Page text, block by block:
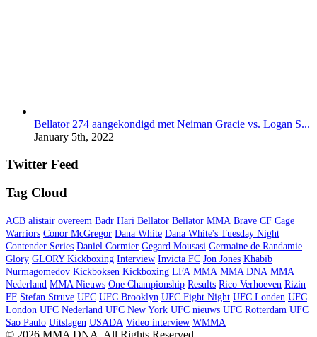
Bellator 274 aangekondigd met Neiman Gracie vs. Logan S...
January 5th, 2022
Twitter Feed
Tag Cloud
ACB alistair overeem Badr Hari Bellator Bellator MMA Brave CF Cage
Warriors Conor McGregor Dana White Dana White's Tuesday Night
Contender Series Daniel Cormier Gegard Mousasi Germaine de Randamie
Glory GLORY Kickboxing Interview Invicta FC Jon Jones Khabib
Nurmagomedov Kickboksen Kickboxing LFA MMA MMA DNA MMA
Nederland MMA Nieuws One Championship Results Rico Verhoeven Rizin
FF Stefan Struve UFC UFC Brooklyn UFC Fight Night UFC Londen UFC
London UFC Nederland UFC New York UFC nieuws UFC Rotterdam UFC
Sao Paulo Uitslagen USADA Video interview WMMA
© 2026 MMA DNA. All Rights Reserved.